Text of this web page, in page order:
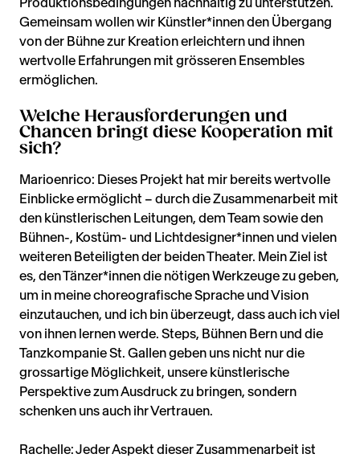
Gemeinsam wollen wir Künstler*innen den Übergang
von der Bühne zur Kreation erleichtern und ihnen
wertvolle Erfahrungen mit grösseren Ensembles
ermöglichen.
Welche Herausforderungen und
Chancen bringt diese Kooperation mit
sich?
Marioenrico: Dieses Projekt hat mir bereits wertvolle
Einblicke ermöglicht – durch die Zusammenarbeit mit
den künstlerischen Leitungen, dem Team sowie den
Bühnen-, Kostüm- und Lichtdesigner*innen und vielen
weiteren Beteiligten der beiden Theater. Mein Ziel ist
es, den Tänzer*innen die nötigen Werkzeuge zu geben,
um in meine choreografische Sprache und Vision
einzutauchen, und ich bin überzeugt, dass auch ich viel
von ihnen lernen werde. Steps, Bühnen Bern und die
Tanzkompanie St. Gallen geben uns nicht nur die
grossartige Möglichkeit, unsere künstlerische
Perspektive zum Ausdruck zu bringen, sondern
schenken uns auch ihr Vertrauen.
Rachelle: Jeder Aspekt dieser Zusammenarbeit ist